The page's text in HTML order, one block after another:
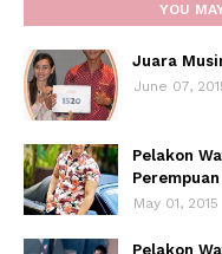
YOU
Juara
June 07,
Pelakon
Perempuan
May 01, 2015
Pelakon